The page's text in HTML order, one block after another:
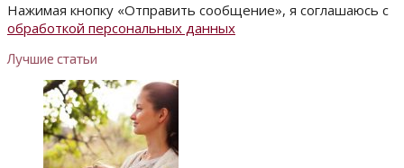
Нажимая кнопку «Отправить сообщение», я соглашаюсь с
обработкой персональных данных
Лучшие статьи